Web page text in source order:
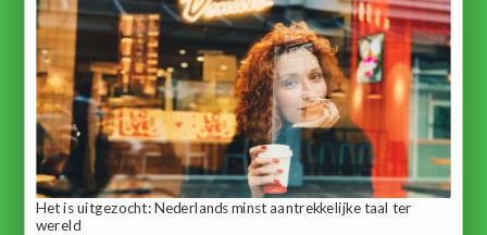
Het is uitgezocht: Nederlands minst aantrekkelijke taal ter
wereld